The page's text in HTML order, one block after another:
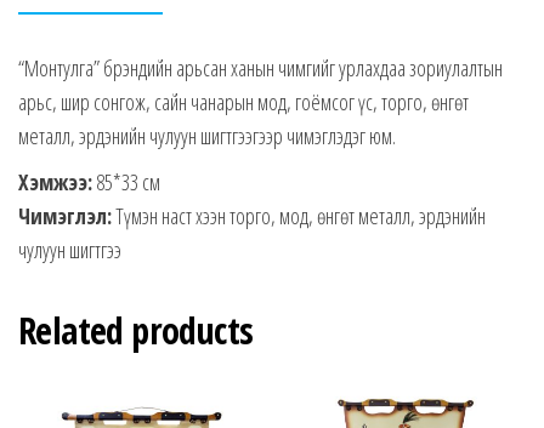
“Монтулга” брэндийн арьсан ханын чимгийг урлахдаа зориулалтын
арьс, шир сонгож, сайн чанарын мод, гоёмсог үс, торго, өнгөт
металл, эрдэнийн чулуун шигтгээгээр чимэглэдэг юм.
Хэмжээ:85*33 см
Чимэглэл:Түмэн наст хээн торго, мод, өнгөт металл, эрдэнийн
чулуун шигтгээ
Related products